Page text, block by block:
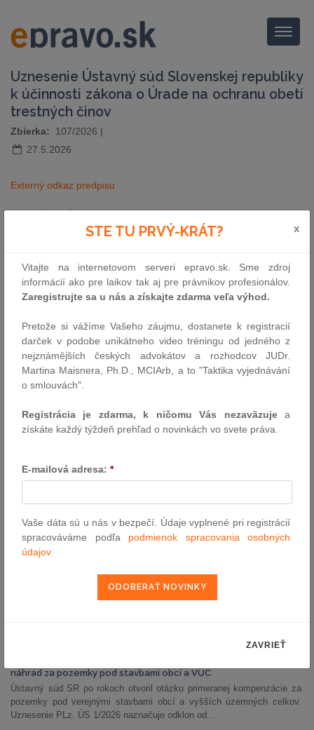
Menu
Uznesenie Ústavný súd Slovenskej republiky
k účinnosti zákona o Úrade na ochranu obetí
trestných činov
Zbierka: 107/2026 |
27.5.2026
Externý odkaz predpisu
pošli e-mailom
VYHĽADÁVANIE ASPI
Text:
náhrad za pozemky pod stavbami obcí a VÚC
Ústavný súd SR po rokoch otvoril otázku primeranej kompenzácie za
pozemky pod verejnými stavbami obcí a vyšších územných celkov.
Uznesenie PLz. ÚS 1/2026 naznačuje odklon od...
STE TU PRVÝ-KRÁT? x
Vitajte na internetovom serveri epravo.sk. Sme zdroj
informácií ako pre laikov tak aj pre právnikov profesionálov.
Zaregistrujte sa u nás a získajte zdarma veľa výhod.
Pretože si vážíme Vašeho záujmu, dostanete k registracií
darček v podobe unikátneho video tréningu od jedného z
nejznámějších českých advokátov a rozhodcov JUDr.
Martina Maisnera, Ph.D., MCIArb, a to "Taktika vyjednávání
o smlouvách".
Registrácia je zdarma, k ničomu Vás nezaväzujea
získáte každý týždeň prehľad o novinkách vo svete práva.
E-mailová adresa: *
Vaše dáta sú u nás v bezpečí. Údaje vyplnené pri registrácií
spracováváme podľa podmienok spracovania osobných
údajov
ZAVRIEŤ